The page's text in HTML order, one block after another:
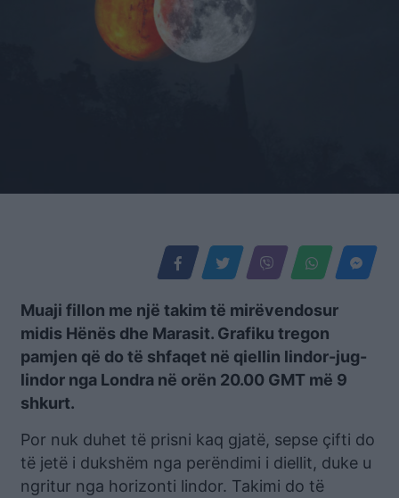
Muaji fillon me një takim të mirëvendosur
midis Hënës dhe Marasit. Grafiku tregon
pamjen që do të shfaqet në qiellin lindor-jug-
lindor nga Londra në orën 20.00 GMT më 9
shkurt.
Por nuk duhet të prisni kaq gjatë, sepse çifti do
të jetë i dukshëm nga perëndimi i diellit, duke u
ngritur nga horizonti lindor. Takimi do të